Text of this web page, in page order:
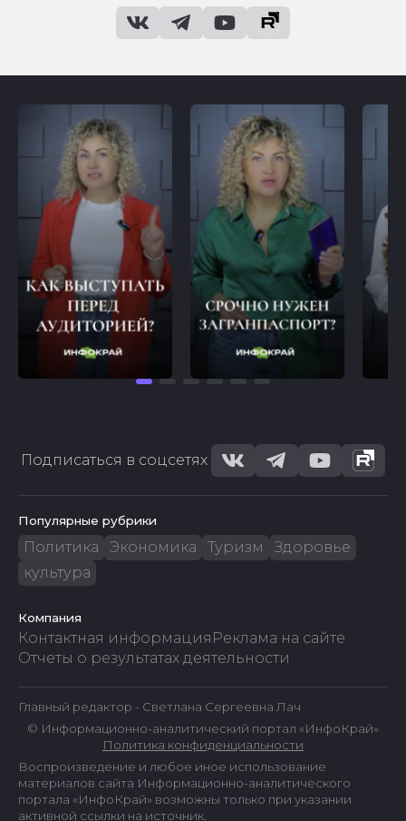
Подписаться в соцсетях
Популярные рубрики
Политика Экономика Туризм
Здоровье
культура
Компания
Контактная информация Реклама на сайте
Отчеты о результатах деятельности
Главный редактор - Светлана Сергеевна Лач
© Информационно-аналитический портал «ИнфоКрай»
Политика конфиденциальности
Воспроизведение и любое иное использование
материалов сайта Информационно-аналитического
портала «ИнфоКрай» возможны только при указании
активной ссылки на источник.